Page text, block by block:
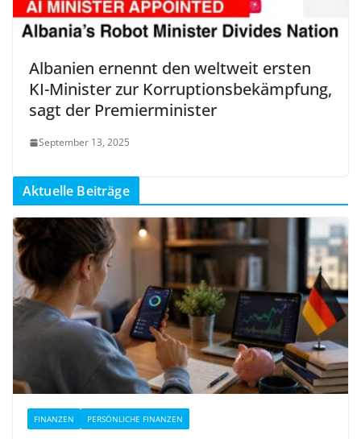
Albanien ernennt den weltweit ersten
KI-Minister zur Korruptionsbekämpfung,
sagt der Premierminister
September 13, 2025
Aktuelle Beiträge
FINANZEN PERSÖNLICHE FINANZEN